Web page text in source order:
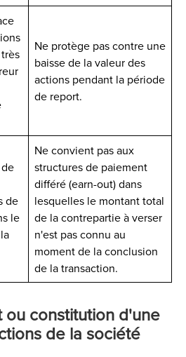
Ne protège pas contre une
baisse de la valeur des
actions pendant la période
de report.
de
le
Ne convient pas aux
structures de paiement
différé (earn-out) dans
lesquelles le montant total
de la contrepartie à verser
n'est pas connu au
moment de la conclusion
de la transaction.
ou constitution d'une
de la société